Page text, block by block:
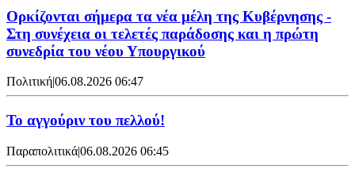
Ορκίζονται σήμερα τα νέα μέλη της Κυβέρνησης -
Στη συνέχεια οι τελετές παράδοσης και η πρώτη
συνεδρία του νέου Υπουργικού
Πολιτική|06.08.2026 06:47
Το αγγούριν του πελλού!
Παραπολιτικά|06.08.2026 06:45